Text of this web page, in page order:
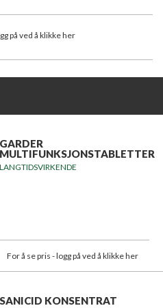
på ved å klikke her
GARDER
MULTIFUNKSJONSTABLETTER
LANGTIDSVIRKENDE
For å se pris - logg på ved å klikke her
SANICID KONSENTRAT